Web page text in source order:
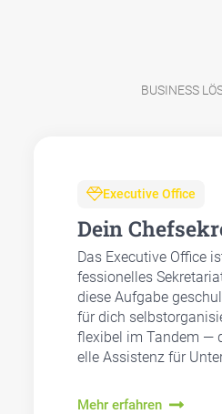
BUSINESS
Exe­cu­ti­ve Office
Dein
Das Exe­cu­ti­ve Office
fes­sio­nel­les
die­se Auf­ga­be
für dich
fle­xi­bel im Tan­dem —
el­le Assis­tenz für
Mehr erfahren